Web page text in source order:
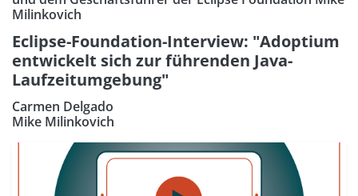
Milinkovich
Eclipse-Foundation-Interview: "Adoptium
entwickelt sich zur führenden Java-
Laufzeitumgebung"
Carmen Delgado
Mike Milinkovich